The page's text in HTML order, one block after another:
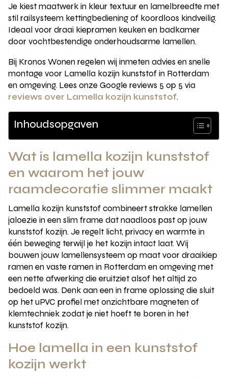
Je kiest maatwerk in kleur textuur en lamelbreedte met
stil railsysteem kettingbediening of koordloos kindveilig.
Ideaal voor draai kiepramen keuken en badkamer
door vochtbestendige onderhoudsarme lamellen.
Bij Kronos Wonen regelen wij inmeten advies en snelle
montage voor Lamella kozijn kunststof in Rotterdam
en omgeving. Lees onze Google reviews 5 op 5 via
reviews over Lamella kozijn kunststof.
Inhoudsopgaven
Wat is lamella kozijn kunststof
en waarom het jouw
raamdecoratie slimmer maakt
Lamella kozijn kunststof combineert strakke lamellen
jaloezie in een slim frame dat naadloos past op jouw
kunststof kozijn. Je regelt licht, privacy en warmte in
één beweging terwijl je het kozijn intact laat. Wij
bouwen jouw lamellensysteem op maat voor draaikiep
ramen en vaste ramen in Rotterdam en omgeving met
een nette afwerking die eruitziet alsof het altijd zo
bedoeld was. Denk aan een in frame oplossing die sluit
op het uPVC profiel met onzichtbare magneten of
klemtechniek zodat je niet hoeft te boren in het
kunststof kozijn.
Hoe lamella in een kunststof
kozijn werkt